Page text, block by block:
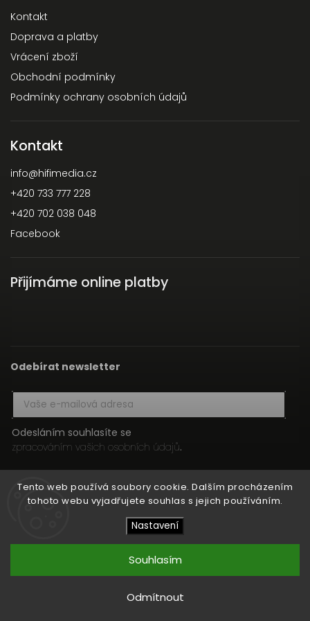
Tento web používá soubory cookie. Dalším procházením
tohoto webu vyjadřujete souhlas s jejich používáním.
Nastavení
Odmítnout
Souhlasím
Kontakt
Doprava a platby
Vrácení zboží
Obchodní podmínky
Podmínky ochrany osobních údajů
Kontakt
info@hifimedia.cz
+420 733 777 228
+420 702 038 048
Facebook
Přijímáme online platby
Odebírat newsletter
Odesláním souhlasíte se
zpracováním vašich osobních údajů.
HIFI MEDIA. Všechna práva vyhrazena.
Upravit nastavení cookies